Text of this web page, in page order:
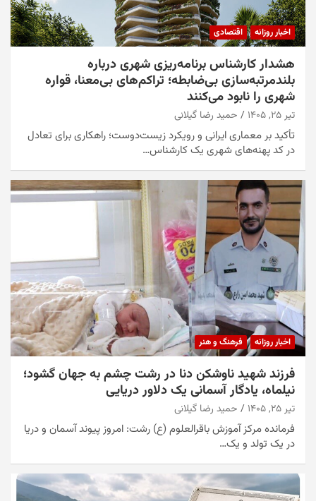
اخبار روزانه اقتصادی
هشدار کارشناس برنامه‌ریزی شهری درباره
بلندمرتبه‌سازی بی‌ضابطه؛ تراکم‌های بی‌معنا، قواره
شهری را نابود می‌کنند
تیر ۲۵, ۱۴۰۵ حمید رضا گیلانی
تأکید بر معماری ایرانی و رویکرد زیست‌دوست؛ راهکاری برای تعادل
در کد پهنه‌های شهری یک کارشناس…
اخبار روزانه فرهنگ و هنر
فرزند شهید ناوشکن دنا در رشت چشم به جهان گشود؛
نیلماه، یادگار آسمانی یک دلاور دریایی
تیر ۲۵, ۱۴۰۵ حمید رضا گیلانی
فرمانده مرکز آموزش باقرالعلوم (ع) رشت: امروز پیوند آسمان و دریا
در یک تولد و یک…